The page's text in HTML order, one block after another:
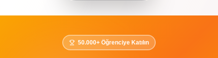
50.000+ Öğrenciye Katılın